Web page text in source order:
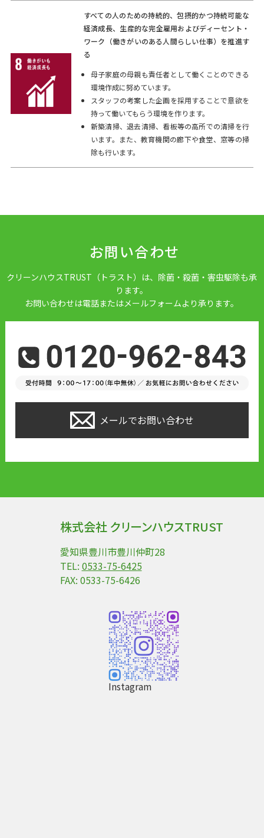
すべての人のための持続的、包摂的かつ持続可能な
経済成長、生産的な完全雇用およびディーセント・
ワーク（働きがいのある人間らしい仕事）を推進す
る
母子家庭の母親も責任者として働くことのできる
環境作成に努めています。
スタッフの考案した企画を採用することで意欲を
持って働いてもらう環境を作ります。
新築清掃、退去清掃、看板等の高所での清掃を行
います。また、教育機関の廊下や食堂、窓等の掃
除も行います。
お問い合わせ
クリーンハウスTRUST（トラスト）は、除菌・殺菌・害虫駆除も承
ります。
お問い合わせは電話またはメールフォームより承ります。
メールでお問い合わせ
株式会社 クリーンハウスTRUST
愛知県豊川市豊川仲町28
TEL: 0533-75-6425
FAX: 0533-75-6426
Instagram